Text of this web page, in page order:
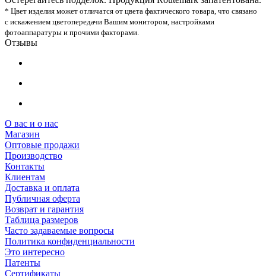
* Цвет изделия может отличатся от цвета фактического товара, что связано
с искажением цветопередачи Вашим монитором, настройками
фотоаппаратуры и прочими факторами.
Отзывы
О вас и о нас
Магазин
Оптовые продажи
Производство
Контакты
Клиентам
Доставка и оплата
Публичная оферта
Возврат и гарантия
Таблица размеров
Часто задаваемые вопросы
Политика конфиденциальности
Это интересно
Патенты
Сертификаты